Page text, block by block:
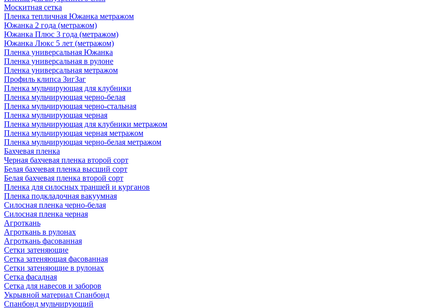
Москитная сетка
Пленка тепличная Южанка метражом
Южанка 2 года (метражом)
Южанка Плюс 3 года (метражом)
Южанка Люкс 5 лет (метражом)
Пленка универсальная Южанка
Пленка универсальная в рулоне
Пленка универсальная метражом
Профиль клипса ЗигЗаг
Пленка мульчирующая для клубники
Пленка мульчирующая черно-белая
Пленка мульчирующая черно-стальная
Пленка мульчирующая черная
Пленка мульчирующая для клубники метражом
Пленка мульчирующая черная метражом
Пленка мульчирующая черно-белая метражом
Бахчевая пленка
Черная бахчевая пленка второй сорт
Белая бахчевая пленка высший сорт
Белая бахчевая пленка второй сорт
Пленка для силосных траншей и курганов
Пленка подкладочная вакуумная
Силосная пленка черно-белая
Силосная пленка черная
Агроткань
Агроткань в рулонах
Агроткань фасованная
Сетки затеняющие
Сетка затеняющая фасованная
Сетки затеняющие в рулонах
Сетка фасадная
Сетка для навесов и заборов
Укрывной материал Спанбонд
Спанбонд мульчирующий